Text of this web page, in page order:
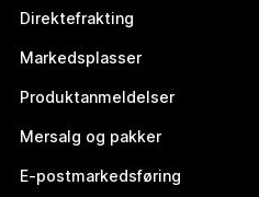
Direktefrakting
Markedsplasser
Produktanmeldelser
Mersalg og pakker
E-postmarkedsføring